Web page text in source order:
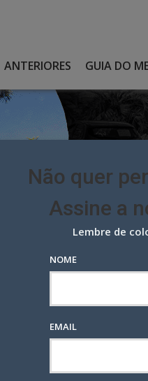
ANTERIORES GUIA DO
DA DECOLAR NO BRASIL
da Decolar no
Google+
Não quer
Assine a
Lembre de
NOME
EMAIL